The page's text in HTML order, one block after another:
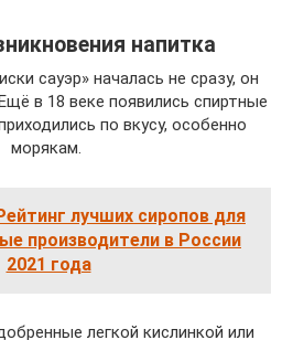
напитка
сауэр» началась не сразу, он
в 18 веке появились спиртные
по вкусу, особенно
морякам.
лучших сиропов для
производители в России
2021 года
легкой кислинкой или